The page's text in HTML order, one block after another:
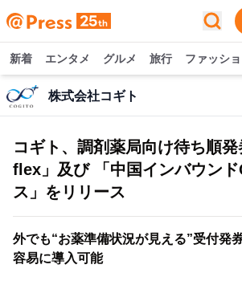
新着 エンタメ グルメ 旅行 ファッシ
株式会社コギト
コギト、調剤薬局向け待ち順
flex」及び 「中国インバウン
ス」をリリース
外でも“お薬準備状況が見える”受付発
容易に導入可能